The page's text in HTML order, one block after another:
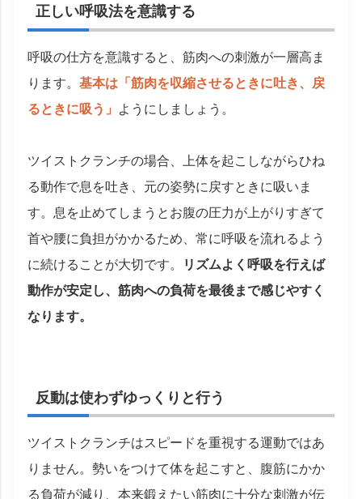
正しい呼吸法を意識する
呼吸の仕方を意識すると、筋肉への刺激が一層高ま
ります。基本は「筋肉を収縮させるときに吐き、戻
るときに吸う」 ようにしましょう。
ツイストクランチの場合、上体を起こしながらひね
る動作で息を吐き、元の姿勢に戻すときに吸いま
す。息を止めてしまうとお腹の圧力が上がりすぎて
首や腰に負担がかかるため、常に呼吸を流れるよう
に続けることが大切です。
リズムよく呼吸を行えば
動作が安定し、筋肉への負荷を最後まで感じやすく
なります。
反動は使わずゆっくりと行う
ツイストクランチはスピードを重視する運動ではあ
りません。勢いをつけて体を起こすと、腹筋にかか
る負荷が減り、本来鍛えたい筋肉に十分な刺激が伝